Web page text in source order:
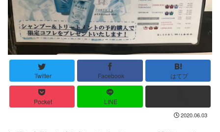
Twitter Facebook はてブ
Pocket LINE
2020.06.03